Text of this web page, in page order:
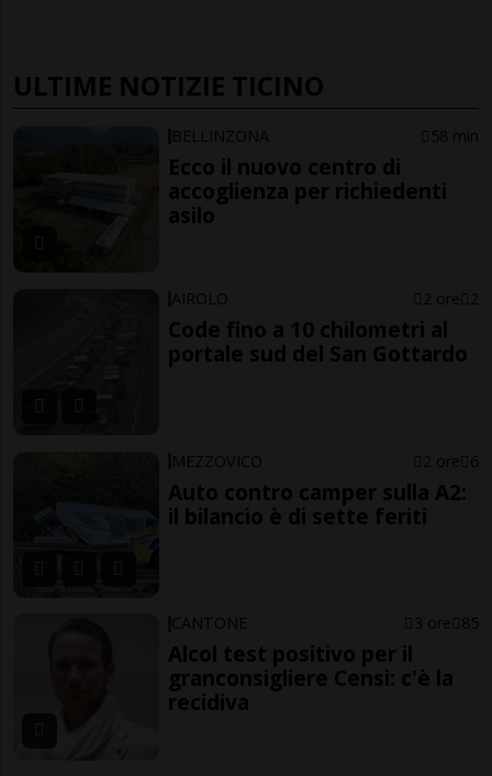
ULTIME NOTIZIE TICINO
BELLINZONA 58 min
Ecco il nuovo centro di
accoglienza per richiedenti
asilo
AIROLO 2 ore 2
Code fino a 10 chilometri al
portale sud del San Gottardo
MEZZOVICO 2 ore 6
Auto contro camper sulla A2:
il bilancio è di sette feriti
CANTONE 3 ore 85
Alcol test positivo per il
granconsigliere Censi: c'è la
recidiva